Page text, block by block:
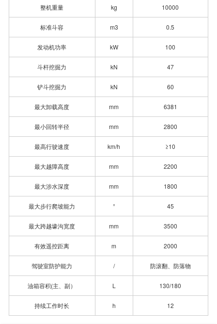
整机重量 kg 10000
标准斗容 m3 0.5
发动机功率 kW 100
斗杆挖掘力 kN 47
铲斗挖掘力 kN 60
最大卸载高度 mm 6381
最小回转半径 mm 2800
最高行驶速度 km/h ≥10
最大越障高度 mm 2200
最大涉水深度 mm 1800
最大步行爬坡能力 ° 45
最大跨越壕沟宽度 mm 3500
有效遥控距离 m 2000
驾驶室防护能力 / 防滚翻、防落物
油箱容积(主、副） L 130/180
持续工作时长 h 12